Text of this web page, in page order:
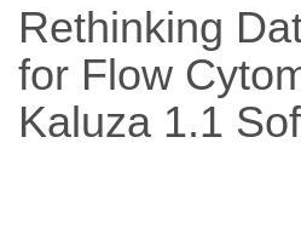
Rethinking
for Flow
Kaluza 1.1